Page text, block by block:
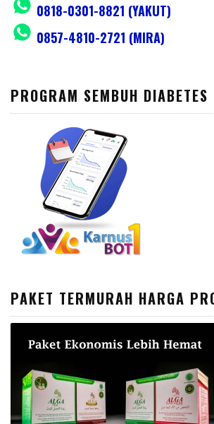
0818-0301-8821 (YAKUT)
0857-4810-2721 (MIRA)
PROGRAM SEMBUH DIABETES
PAKET TERMURAH HARGA